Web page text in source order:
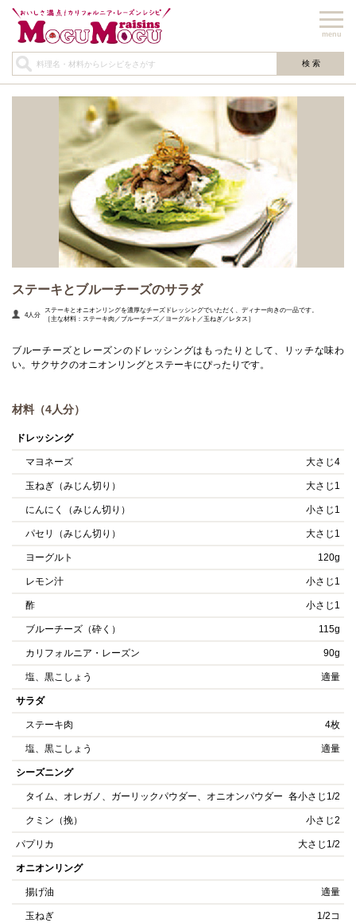
menu
ステーキとブルーチーズのサラダ
4人分
ステーキとオニオンリングを濃厚なチーズドレッシングでいただく、ディナー向きの一品です。
［主な材料：ステーキ肉／ブルーチーズ／ヨーグルト／玉ねぎ／レタス］
ブルーチーズとレーズンのドレッシングはもったりとして、リッチな味わ
い。サクサクのオニオンリングとステーキにぴったりです。
材料（4人分）
ドレッシング
マヨネーズ 大さじ4
玉ねぎ（みじん切り） 大さじ1
にんにく（みじん切り） 小さじ1
パセリ（みじん切り） 大さじ1
ヨーグルト 120g
レモン汁 小さじ1
酢 小さじ1
ブルーチーズ（砕く） 115g
カリフォルニア・レーズン 90g
塩、黒こしょう 適量
サラダ
ステーキ肉 4枚
塩、黒こしょう 適量
シーズニング
タイム、オレガノ、ガーリックパウダー、オニオンパウダー 各小さじ1/2
クミン（挽） 小さじ2
パプリカ 大さじ1/2
オニオンリング
揚げ油 適量
玉ねぎ 1/2コ